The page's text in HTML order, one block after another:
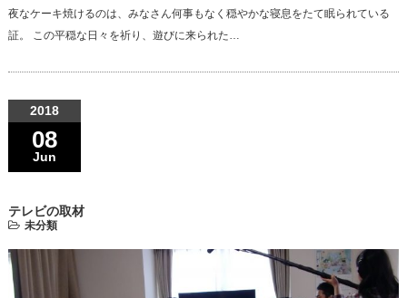
夜なケーキ焼けるのは、みなさん何事もなく穏やかな寝息をたて眠られている
証。 この平穏な日々を祈り、遊びに来られた…
2018
08
Jun
テレビの取材
未分類